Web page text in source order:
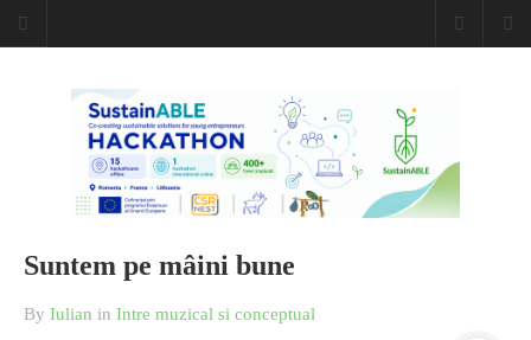
Caiet de
insemnari
DESCARCĂ!
Suntem pe mâini bune
By Iulian in Intre muzical si conceptual